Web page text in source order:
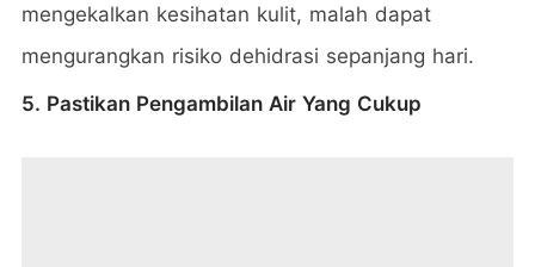
mengekalkan kesihatan kulit, malah dapat
mengurangkan risiko dehidrasi sepanjang hari.
5. Pastikan Pengambilan Air Yang Cukup